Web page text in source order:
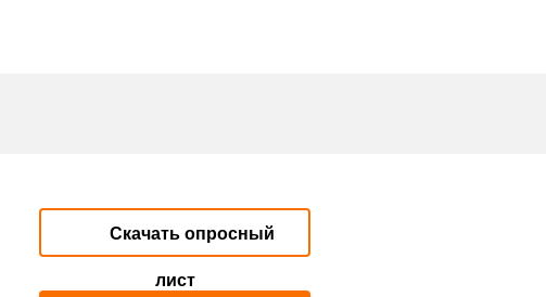
Скачать опросный
лист